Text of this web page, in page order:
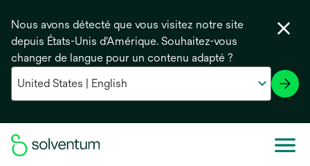
Nous avons détecté que vous visitez notre site
depuis États-Unis d'Amérique. Souhaitez-vous
changer de langue pour un contenu adapté ?